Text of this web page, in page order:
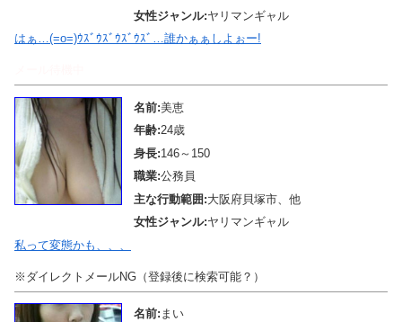
女性ジャンル:ヤリマンギャル
はぁ…(=o=)ｳｽﾞｳｽﾞｳｽﾞｳｽﾞ…誰かぁぁしよぉー!
名前:美恵
年齢:24歳
身長:146～150
職業:公務員
主な行動範囲:大阪府貝塚市、他
女性ジャンル:ヤリマンギャル
私って変態かも、、、
※ダイレクトメールNG（登録後に検索可能？）
名前: まい